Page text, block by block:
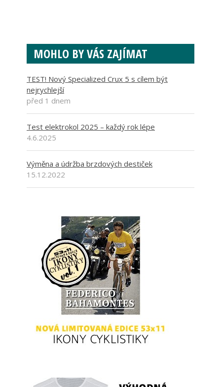
MOHLO BY VÁS ZAJÍMAT
TEST! Nový Specialized Crux 5 s cílem být
nejrychlejší
před 1 dnem
Test elektrokol 2025 – každý rok lépe
4.6.2025
Výměna a údržba brzdových destiček
15.12.2022